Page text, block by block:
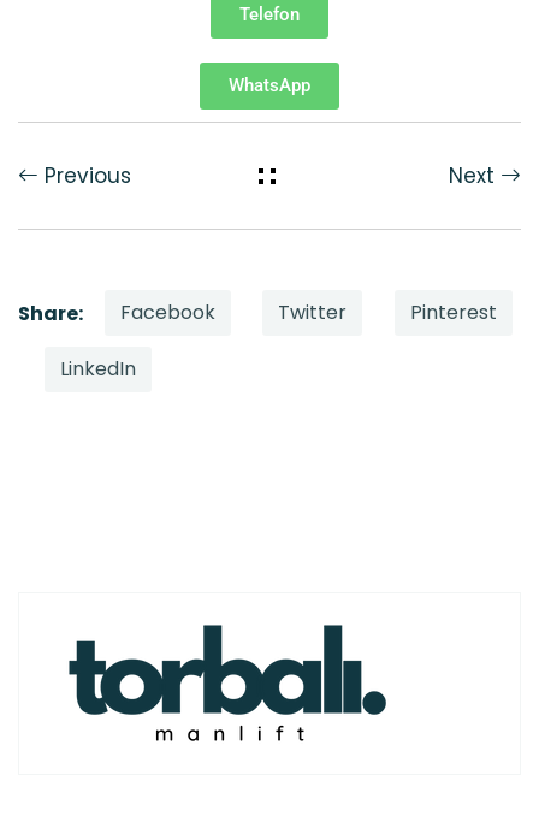
Telefon
WhatsApp
Previous Next
Share: Facebook Twitter Pinterest
LinkedIn